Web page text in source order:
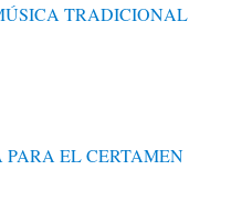
TRADICIONAL
EL CERTAMEN